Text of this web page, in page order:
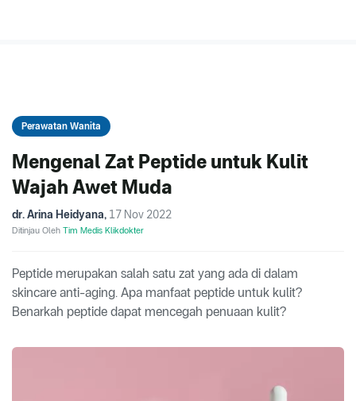
Perawatan Wanita
Mengenal Zat Peptide untuk Kulit
Wajah Awet Muda
dr. Arina Heidyana, 17 Nov 2022
Ditinjau Oleh Tim Medis Klikdokter
Peptide merupakan salah satu zat yang ada di dalam
skincare anti-aging. Apa manfaat peptide untuk kulit?
Benarkah peptide dapat mencegah penuaan kulit?